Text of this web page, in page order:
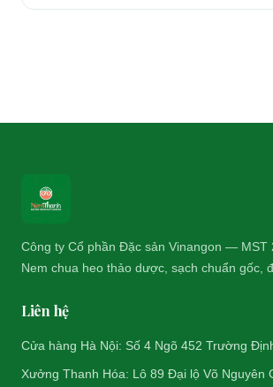
Công ty Cổ phần Đặc sản Vinangon — MST
Nem chua heo thảo dược, sạch chuẩn gốc,
Liên hệ
Cửa hàng Hà Nội: Số 4 Ngõ 452 Trường
Xưởng Thanh Hóa: Lô 89 Đại lộ Võ Nguyên